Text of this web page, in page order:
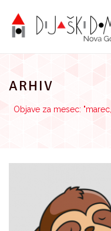
vsebino
ARHIV
Objave za mesec: